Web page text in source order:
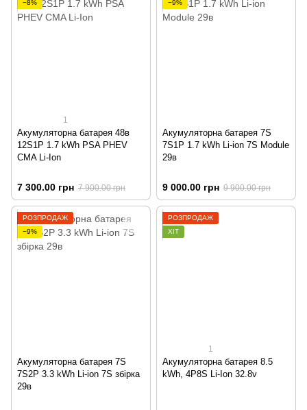
−8%
1
Акумуляторна батарея 48в
12S1P 1.7 kWh PSA PHEV
CMA Li-Ion
7 300.00 грн 7 900.00 грн
−9%
Акумуляторна батарея 7S
7S1P 1.7 kWh Li-ion 7S Module
29в
9 000.00 грн 9 900.00 грн
РОЗПРОДАЖ
−9%
Акумуляторна батарея 7S
7S2P 3.3 kWh Li-ion 7S збірка
29в
РОЗПРОДАЖ
ХІТ
1
Акумуляторна батарея 8.5
kWh, 4P8S Li-Ion 32.8v